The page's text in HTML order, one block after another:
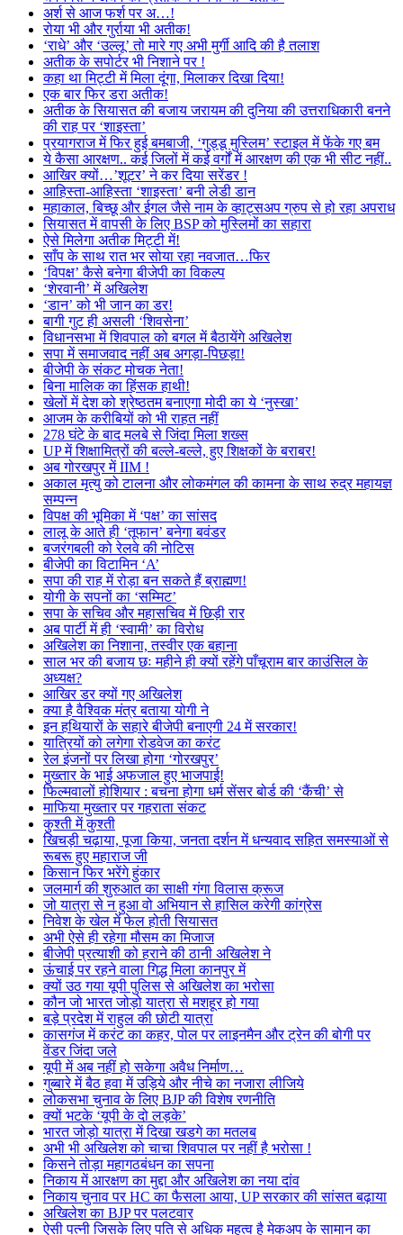
अर्श से आज फर्श पर अ…!
रोया भी और गुर्राया भी अतीक!
‘राधे’ और ‘उल्लू’ तो मारे गए अभी मुर्गी आदि की है तलाश
अतीक के सपोर्टर भी निशाने पर !
कहा था मिट्टी में मिला दूंगा, मिलाकर दिखा दिया!
एक बार फिर डरा अतीक!
अतीक के सियासत की बजाय जरायम की दुनिया की उत्तराधिकारी बनने
की राह पर ‘शाइस्ता’
प्रयागराज में फिर हुई बमबाजी, ‘गुड्डू मुस्लिम’ स्टाइल में फेंके गए बम
ये कैसा आरक्षण.. कई जिलों में कई वर्गों में आरक्षण की एक भी सीट नहीं..
आखिर क्यों…’शूटर’ ने कर दिया सरेंडर !
आहिस्ता-आहिस्ता ‘शाइस्ता’ बनी लेडी डान
महाकाल, बिच्छू और ईगल जैसे नाम के व्हाट्सअप ग्रुप से हो रहा अपराध
सियासत में वापसी के लिए BSP को मुस्लिमों का सहारा
ऐसे मिलेगा अतीक मिट्टी में!
साँप के साथ रात भर सोया रहा नवजात…फिर
‘विपक्ष’ कैसे बनेगा बीजेपी का विकल्प
‘शेरवानी’ में अखिलेश
‘डान’ को भी जान का डर!
बागी गुट ही असली ‘शिवसेना’
विधानसभा में शिवपाल को बगल में बैठायेंगे अखिलेश
सपा में समाजवाद नहीं अब अगड़ा-पिछड़ा!
बीजेपी के संकट मोचक नेता!
बिना मालिक का हिंसक हाथी!
खेलों में देश को श्रेष्ठतम बनाएगा मोदी का ये ‘नुस्खा’
आजम के करीबियों को भी राहत नहीं
278 घंटे के बाद मलबे से जिंदा मिला शख्स
UP में शिक्षामित्रों की बल्ले-बल्ले, हुए शिक्षकों के बराबर!
अब गोरखपुर में IIM !
अकाल मृत्यु को टालना और लोकमंगल की कामना के साथ रुद्र महायज्ञ
सम्पन्न
विपक्ष की भूमिका में ‘पक्ष’ का सांसद
लालू के आते ही ‘तूफान’ बनेगा बवंडर
बजरंगबली को रेलवे की नोटिस
बीजेपी का विटामिन ‘A’
सपा की राह में रोड़ा बन सकते हैं ब्राह्मण!
योगी के सपनों का ‘सम्मिट’
सपा के सचिव और महासचिव में छिड़ी रार
अब पार्टी में ही ‘स्वामी’ का विरोध
अखिलेश का निशाना, तस्वीर एक बहाना
साल भर की बजाय छः महीने ही क्यों रहेंगे पाँचूराम बार काउंसिल के
अध्यक्ष?
आखिर डर क्यों गए अखिलेश
क्या है वैश्विक मंत्र बताया योगी ने
इन हथियारों के सहारे बीजेपी बनाएगी 24 में सरकार!
यात्रियों को लगेगा रोडवेज का करंट
रेल इंजनों पर लिखा होगा ‘गोरखपुर’
मुख्तार के भाई अफजाल हुए भाजपाई!
फिल्मवालों होशियार : बचना होगा धर्म सेंसर बोर्ड की ‘कैंची’ से
माफिया मुख्तार पर गहराता संकट
कुश्ती में कुश्ती
खिचड़ी चढ़ाया, पूजा किया, जनता दर्शन में धन्यवाद सहित समस्याओं से
रूबरू हुए महाराज जी
किसान फिर भरेंगे हुंकार
जलमार्ग की शुरुआत का साक्षी गंगा विलास क्रूज
जो यात्रा से न हुआ वो अभियान से हासिल करेगी कांग्रेस
निवेश के खेल में फेल होती सियासत
अभी ऐसे ही रहेगा मौसम का मिजाज
बीजेपी प्रत्याशी को हराने की ठानी अखिलेश ने
ऊंचाई पर रहने वाला गिद्ध मिला कानपुर में
क्यों उठ गया यूपी पुलिस से अखिलेश का भरोसा
कौन जो भारत जोड़ो यात्रा से मशहूर हो गया
बड़े प्रदेश में राहुल की छोटी यात्रा
कासगंज में करंट का कहर, पोल पर लाइनमैन और ट्रेन की बोगी पर
वेंडर जिंदा जले
यूपी में अब नहीं हो सकेगा अवैध निर्माण…
गुब्बारे में बैठ हवा में उड़िये और नीचे का नजारा लीजिये
लोकसभा चुनाव के लिए BJP की विशेष रणनीति
क्यों भटके ‘यूपी के दो लड़के’
भारत जोड़ो यात्रा में दिखा खडगे का मतलब
अभी भी अखिलेश को चाचा शिवपाल पर नहीं है भरोसा !
किसने तोड़ा महागठबंधन का सपना
निकाय में आरक्षण का मुद्दा और अखिलेश का नया दांव
निकाय चुनाव पर HC का फैसला आया, UP सरकार की सांसत बढ़ाया
अखिलेश का BJP पर पलटवार
ऐसी पत्नी जिसके लिए पति से अधिक महत्व है मेकअप के सामान का